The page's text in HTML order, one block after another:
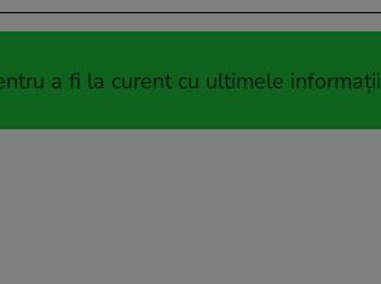
a fi la curent cu ultimele informații